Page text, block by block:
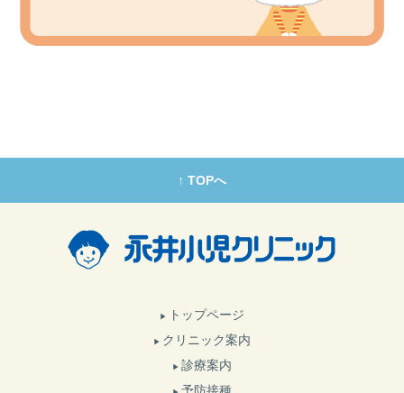
↑ TOPへ
トップページ
クリニック案内
診療案内